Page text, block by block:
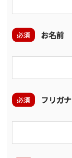
お名前
必須
フリガナ
必須